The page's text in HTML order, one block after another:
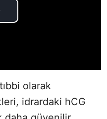
olarak
idrardaki hCG